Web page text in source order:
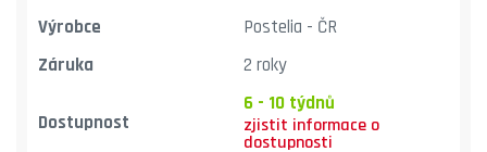
Výrobce
Postelia - ČR
Záruka
2 roky
Dostupnost
6 - 10 týdnů